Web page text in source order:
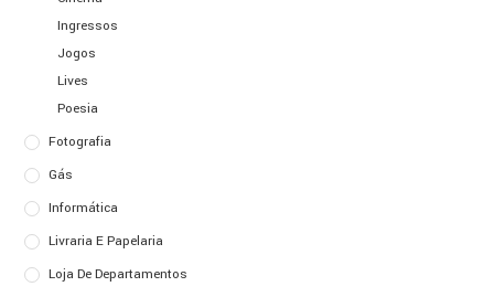
Ingressos
Jogos
Lives
Poesia
Fotografia
Gás
Informática
Livraria E Papelaria
Loja De Departamentos